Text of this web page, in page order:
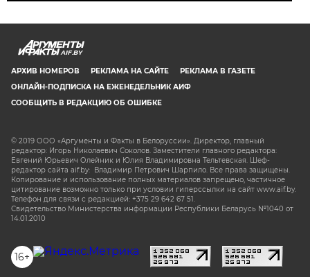
AIF.BY
АРХИВ НОМЕРОВ РЕКЛАМА НА САЙТЕ
РЕКЛАМА В ГАЗЕТЕ
ОНЛАЙН-ПОДПИСКА НА ЕЖЕНЕДЕЛЬНИК АИФ
СООБЩИТЬ В РЕДАКЦИЮ ОБ ОШИБКЕ
© 2019 ООО «Аргументы и Факты в Белоруссии». Директор, главный
редактор: Игорь Николаевич Соколов. Заместители главного редактора:
Евгений Юрьевич Олейник и Юлия Владимировна Тельтевская. Шеф-
редактор сайта aif.by: Владимир Петрович Шарпило. Все права защищены.
Копирование и использование полных материалов запрещено, частичное
цитирование возможно только при условии гиперссылки на сайт www.aif.by.
Телефон для связи с редакцией: +375 29 642 67 51.
Свидетельство Министерства информации Республики Беларусь №1040 от
14.01.2010
16+